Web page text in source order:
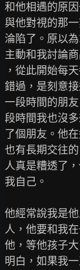
和他相遇的原
與他對視的那
淪陷了。原以
主動和我討論
，從此開始每
錯過，是刻意
一段時間的朋
段時間我也沒
了個朋友。他
也有長期交往
人真是糟透了
我自己。
他經常說我是
人，他要和我
他，等他孩子
明白，如果我